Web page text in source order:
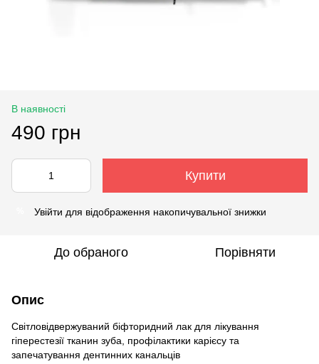
В наявності
490 грн
Купити
Увійти для відображення накопичувальної знижки
До обраного Порівняти
Опис
Світловідвержуваний біфторидний лак для лікування
гіперестезії тканин зуба, профілактики карієсу та
запечатування дентинних канальців